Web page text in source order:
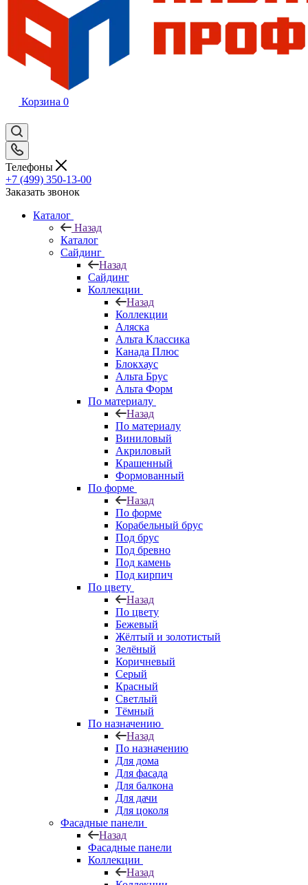
Корзина 0
Телефоны
+7 (499) 350-13-00
Заказать звонок
Каталог
Назад
Каталог
Сайдинг
Назад
Сайдинг
Коллекции
Назад
Коллекции
Аляска
Альта Классика
Канада Плюс
Блокхаус
Альта Брус
Альта Форм
По материалу
Назад
По материалу
Виниловый
Акриловый
Крашенный
Формованный
По форме
Назад
По форме
Корабельный брус
Под брус
Под бревно
Под камень
Под кирпич
По цвету
Назад
По цвету
Бежевый
Жёлтый и золотистый
Зелёный
Коричневый
Серый
Красный
Светлый
Тёмный
По назначению
Назад
По назначению
Для дома
Для фасада
Для балкона
Для дачи
Для цоколя
Фасадные панели
Назад
Фасадные панели
Коллекции
Назад